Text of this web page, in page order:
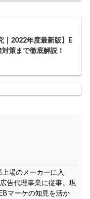
｜2022年度最新版】E
策まで徹底解説！
場のメーカーに入
告代理事業に従事。現
マーケの知見を活か